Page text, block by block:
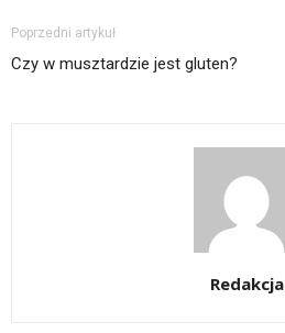
Poprzedni artykuł
Czy w musztardzie jest gluten?
Redakcja